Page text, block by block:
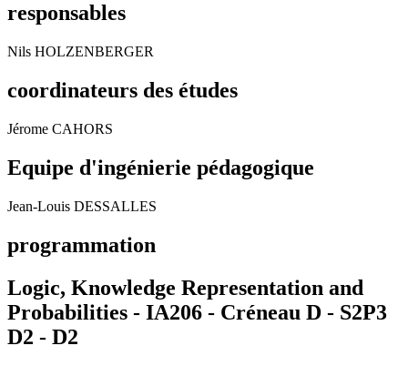
responsables
Nils HOLZENBERGER
coordinateurs des études
Jérome CAHORS
Equipe d'ingénierie pédagogique
Jean-Louis DESSALLES
programmation
Logic, Knowledge Representation and
Probabilities - IA206 - Créneau D - S2P3
D2 - D2